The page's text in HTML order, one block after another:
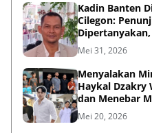
Kadin Banten
Cilegon:
Kepentingan
Mei 31, 2026
Menyalakan
Haykal Dzakry
dan Menebar
Mei 20, 2026